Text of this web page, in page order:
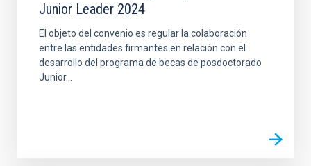
Junior Leader 2024
El objeto del convenio es regular la colaboración
entre las entidades firmantes en relación con el
desarrollo del programa de becas de posdoctorado
Junior...